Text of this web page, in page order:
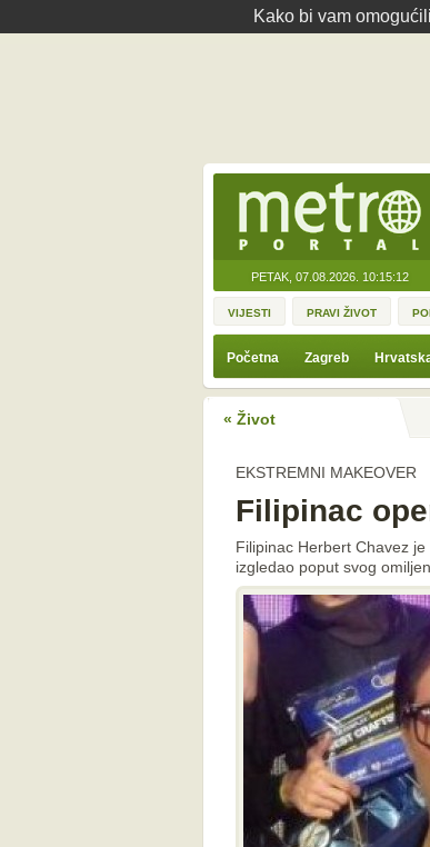
Kako bi vam
PETAK, 07.08.2026. 10:15:12
VIJESTI PRAVI ŽIVOT
Početna Zagreb
« Život
EKSTREMNI MAKEOVER
Filipinac
Filipinac Herbert Chavez
izgledao poput svog